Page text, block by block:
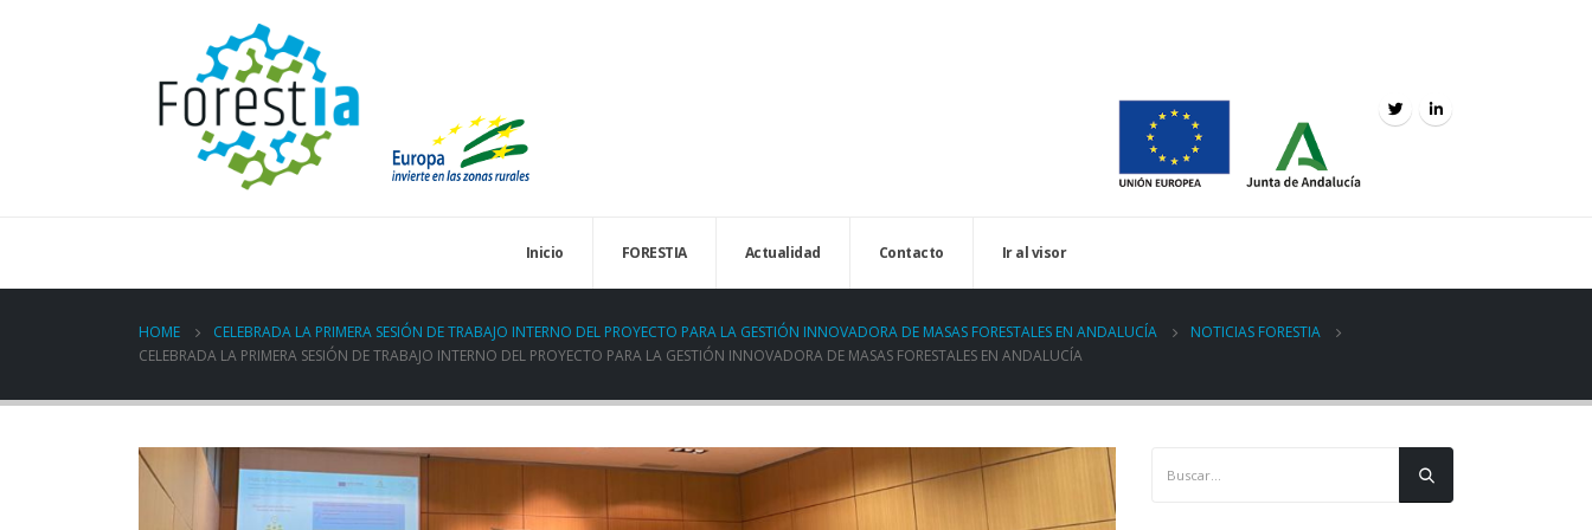
Inicio FORESTIA Actualidad Contacto Ir al visor
HOME CELEBRADA LA PRIMERA SESIÓN DE TRABAJO INTERNO DEL PROYECTO PARA LA GESTIÓN INNOVADORA DE MASAS FORESTALES EN ANDALUCÍA
NOTICIAS FORESTIA
CELEBRADA LA PRIMERA SESIÓN DE TRABAJO INTERNO DEL PROYECTO PARA LA GESTIÓN INNOVADORA DE MASAS FORESTALES EN ANDALUCÍA